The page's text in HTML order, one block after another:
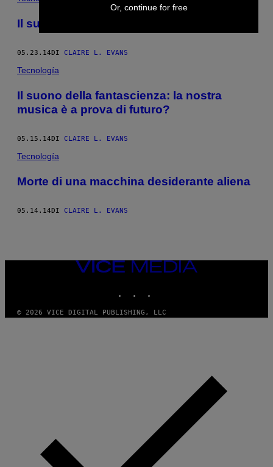
Il suono della musica post-umana
05.23.14DI CLAIRE L. EVANS
Tecnología
Il suono della fantascienza: la nostra
musica è a prova di futuro?
05.15.14DI CLAIRE L. EVANS
Tecnología
Morte di una macchina desiderante aliena
05.14.14DI CLAIRE L. EVANS
VICE
MEDIA
© 2026 VICE DIGITAL PUBLISHING, LLC
Or, continue for free